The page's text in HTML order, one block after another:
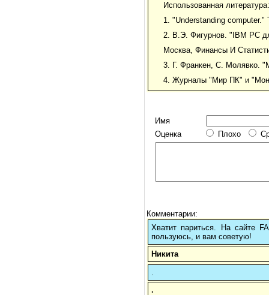
Использованная литература:
1. "Understanding
2. В.Э. Фигурнов. "IBM PC
Москва, Финансы И
3. Г. Франкен, С. Молявко.
4. Журналы "Мир ПК" и
Имя
Оценка
Плохо
Комментарии:
Хватит париться. На сайте
пользуюсь, и вам советую!
Никита
.